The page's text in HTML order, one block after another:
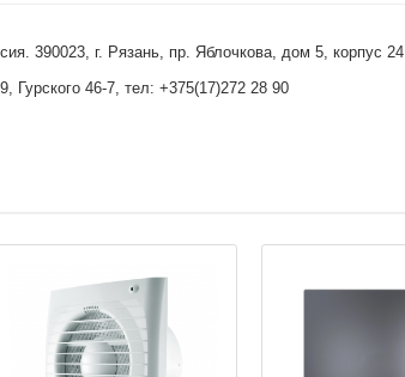
390023, г. Рязань, пр. Яблочкова, дом 5, корпус 24
Гурского 46-7, тел: +375(17)272 28 90